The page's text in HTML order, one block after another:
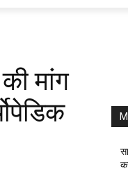
मांग